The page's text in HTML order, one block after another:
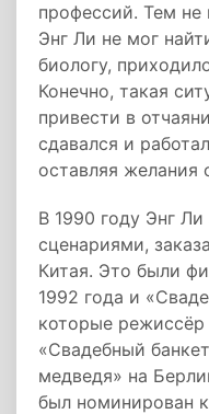
профессий. Тем не
Энг Ли не мог
биологу,
Конечно, такая
привести в
сдавался и
оставляя желания
В 1990 году Энг
сценариями,
Китая. Это были
1992 года и
которые режиссёр
«Свадебный
медведя» на
был номинирован